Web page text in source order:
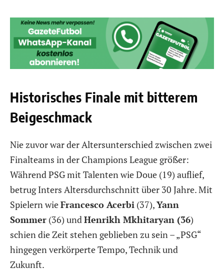
Historisches Finale mit bitterem
Beigeschmack
Nie zuvor war der Altersunterschied zwischen zwei
Finalteams in der Champions League größer:
Während PSG mit Talenten wie Doue (19) auflief,
betrug Inters Altersdurchschnitt über 30 Jahre. Mit
Spielern wieFrancesco Acerbi (37),Yann
Sommer (36) undHenrikh Mkhitaryan (36)
schien die Zeit stehen geblieben zu sein – „PSG“
hingegen verkörperte Tempo, Technik und
Zukunft.